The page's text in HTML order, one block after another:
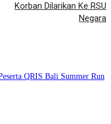
Korban Dilarikan Ke RSU
Negara
QRIS Bali Summer Run